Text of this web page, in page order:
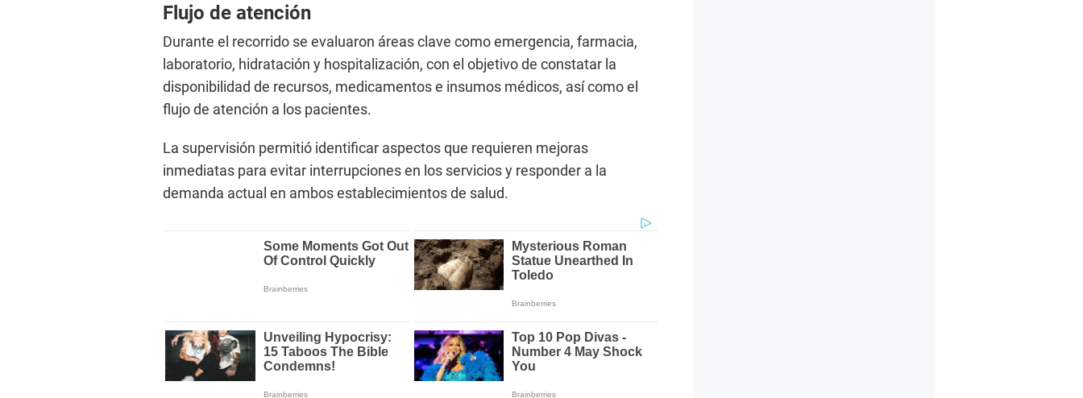
Flujo de atención
Durante el recorrido se evaluaron áreas clave como emergencia, farmacia,
laboratorio, hidratación y hospitalización, con el objetivo de constatar la
disponibilidad de recursos, medicamentos e insumos médicos, así como el
flujo de atención a los pacientes.
La supervisión permitió identificar aspectos que requieren mejoras
inmediatas para evitar interrupciones en los servicios y responder a la
demanda actual en ambos establecimientos de salud.